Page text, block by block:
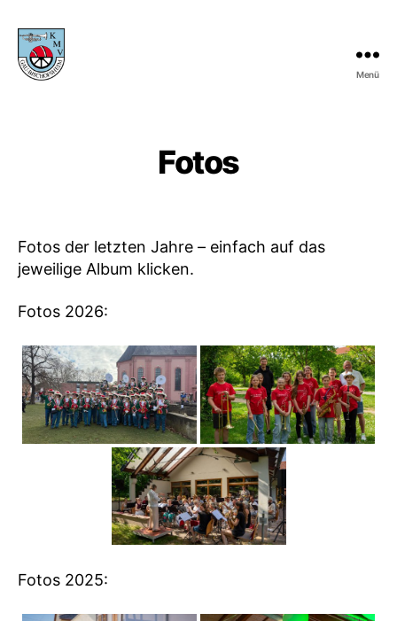
Menü
Fotos
Fotos der letzten Jahre – einfach auf das
jeweilige Album klicken.
Fotos 2026:
Fotos 2025: